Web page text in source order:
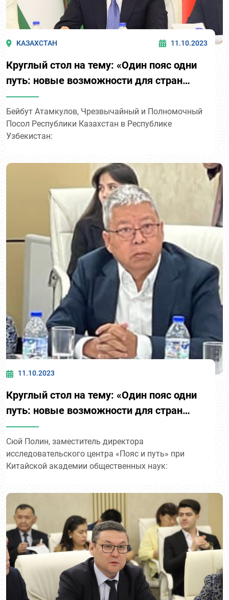
КАЗАХСТАН 11.10.2023
Круглый стол на тему: «Один пояс одни
путь: новые возможности для стран
Центральной Азии».
Бейбут Атамкулов, Чрезвычайный и Полномочный
Посол Республики Казахстан в Республике
Узбекистан:
11.10.2023
Круглый стол на тему: «Один пояс одни
путь: новые возможности для стран
Центральной Азии».
Сюй Полин, заместитель директора
исследовательского центра «Пояс и путь» при
Китайской академии общественных наук: